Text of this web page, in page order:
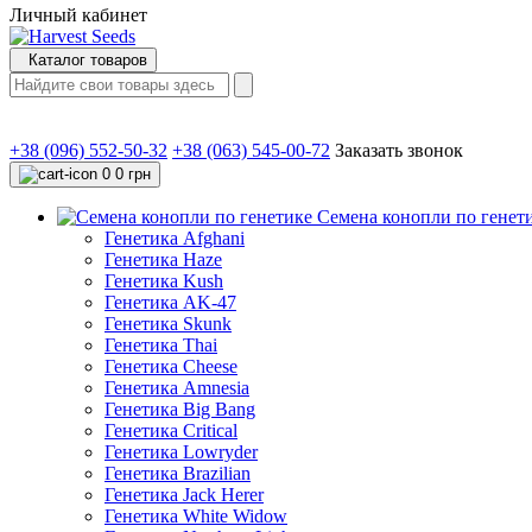
Личный кабинет
Каталог товаров
+38 (096) 552-50-32 +38 (063) 545-00-72 Заказать звонок
0 0 грн
Семена конопли по
Генетика Afghani
Генетика Haze
Генетика Kush
Генетика AK-47
Генетика Skunk
Генетика Thai
Генетика Cheese
Генетика Amnesia
Генетика Big Bang
Генетика Critical
Генетика Lowryder
Генетика Brazilian
Генетика Jack Herer
Генетика White Widow